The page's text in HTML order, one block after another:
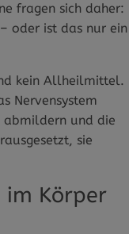
fragen sich daher:
oder ist das nur ein
kein Allheilmittel.
Nervensystem
abmildern und die
sie
im Körper